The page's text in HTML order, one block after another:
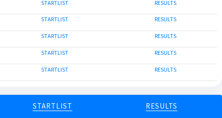
STARTLIST RESULTS
STARTLIST RESULTS
STARTLIST RESULTS
STARTLIST RESULTS
STARTLIST RESULTS
STARTLIST RESULTS